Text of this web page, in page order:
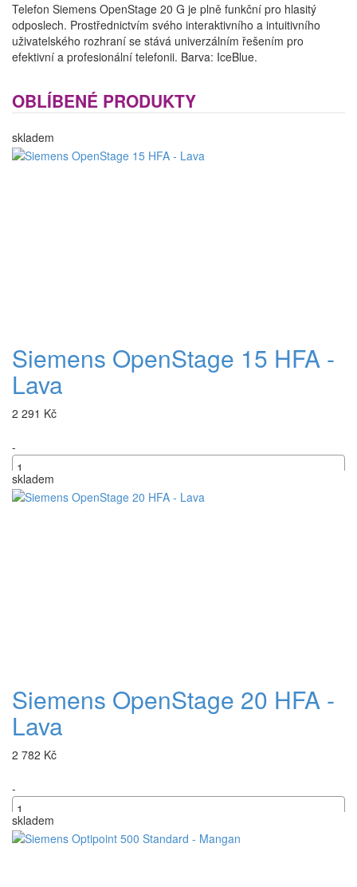
Telefon Siemens OpenStage 20 G je plně funkční pro hlasitý
odposlech. Prostřednictvím svého interaktivního a intuitivního
uživatelského rozhraní se stává univerzálním řešením pro
efektivní a profesionální telefonii. Barva: IceBlue.
OBLÍBENÉ PRODUKTY
skladem
Siemens OpenStage 15 HFA -
Lava
2 291 Kč
-
+
skladem
Siemens OpenStage 20 HFA -
Lava
2 782 Kč
-
+
skladem